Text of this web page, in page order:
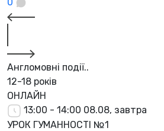
Англомовні події..
12-18 років
ОНЛАЙН
13:00 - 14:00 08.08, завтра
УРОК ГУМАННОСТІ №1